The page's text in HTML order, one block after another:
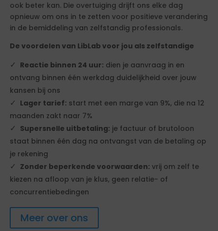
ook beter kan. Die overtuiging drijft ons elke dag
opnieuw om ons in te zetten voor positieve verandering
in de bemiddeling van zelfstandig professionals.
De voordelen van LibLab voor jou als zelfstandige
Reactie binnen 24 uur: dien je aanvraag in en
ontvang binnen één werkdag duidelijkheid over jouw
kansen bij ons
Lager tarief: start met een marge van 9%, die na 12
maanden zakt naar 7%
Supersnelle uitbetaling: je factuur of brutoloon
staat binnen één dag na ontvangst van de betaling op
je rekening
Zonder beperkende voorwaarden: vrij om zelf te
kiezen na afloop van je klus, geen relatie- of
concurrentiebedingen
Meer over ons